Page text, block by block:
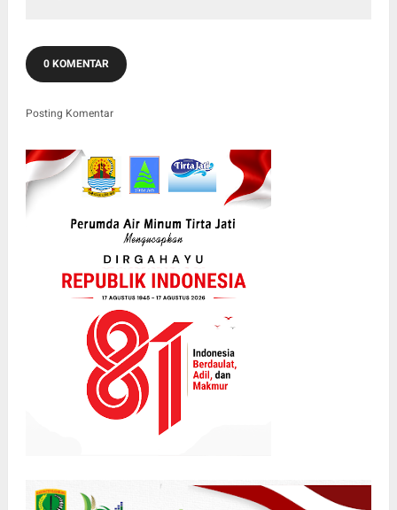
0 KOMENTAR
Posting Komentar